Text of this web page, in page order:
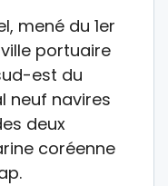
mené du 1er
portuaire
est du
neuf navires
deux
coréenne